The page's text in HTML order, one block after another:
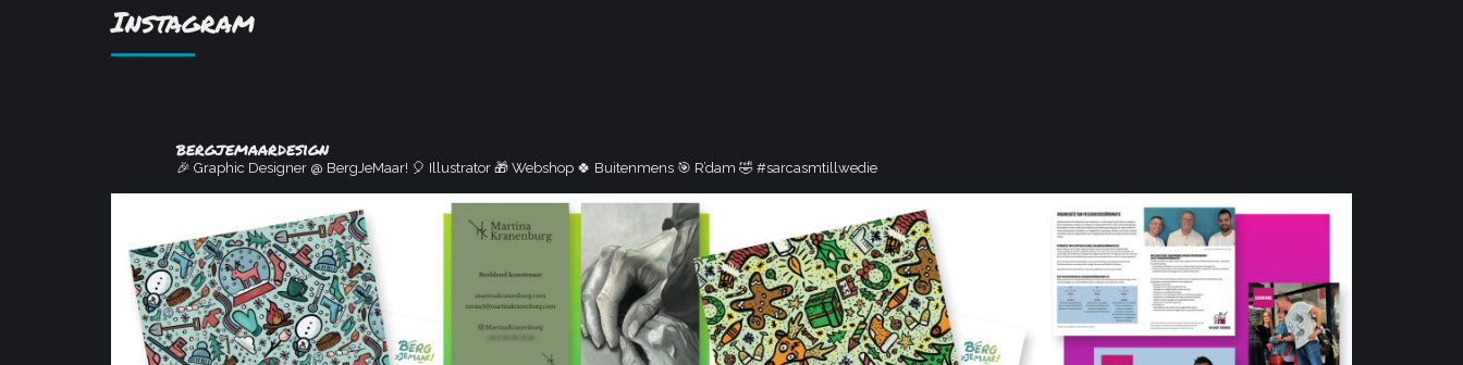
Instagram
bergjemaardesign
🎉 Graphic Designer @ BergJeMaar! 🎈 Illustrator 🎁 Webshop 🍀 Buitenmens 🎯 R’dam 🤣 #sarcasmtillwedie